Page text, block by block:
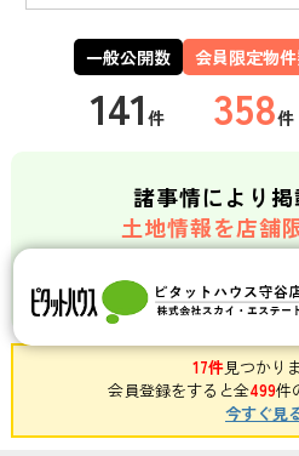
一般公開数
141件
会員限定物
358件
諸事情により
土地情報を店舗
詳細を問い合
17件見つかり
会員登録をすると全499件
今すぐ見